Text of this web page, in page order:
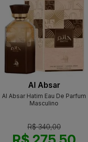
Al Absar
Al Absar Hatim Eau De Parfum
Masculino
R$ 340,00